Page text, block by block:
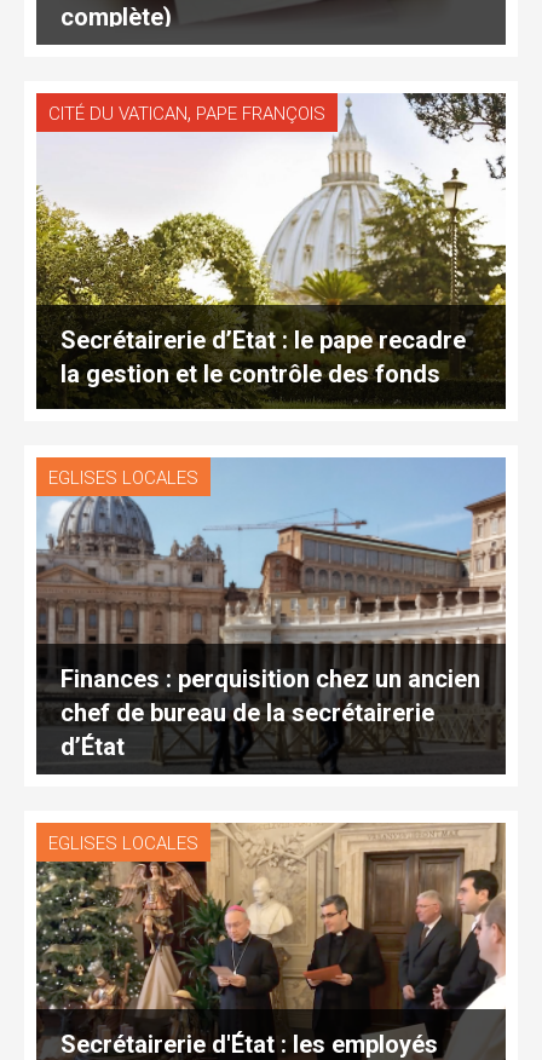
complète)
CITÉ DU VATICAN, PAPE FRANÇOIS
Secrétairerie d’Etat : le pape recadre
la gestion et le contrôle des fonds
EGLISES LOCALES
Finances : perquisition chez un ancien
chef de bureau de la secrétairerie
d’État
EGLISES LOCALES
Secrétairerie d'État : les employés